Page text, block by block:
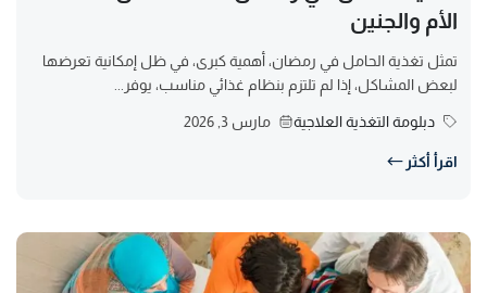
الأم والجنين
تمثل تغذية الحامل في رمضان، أهمية كبرى، في ظل إمكانية تعرضها
لبعض المشاكل، إذا لم تلتزم بنظام غذائي مناسب، يوفر...
دبلومة التغذية العلاجية مارس 3, 2026
اقرأ أكثر